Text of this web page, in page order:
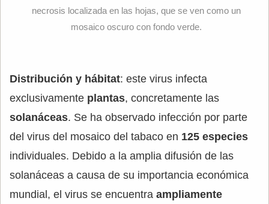
necrosis localizada en las hojas, que se ven como un
mosaico oscuro con fondo verde.
Distribución y hábitat: este virus infecta
exclusivamente plantas, concretamente las
solanáceas. Se ha observado infección por parte
del virus del mosaico del tabaco en 125 especies
individuales. Debido a la amplia difusión de las
solanáceas a causa de su importancia económica
mundial, el virus se encuentra ampliamente